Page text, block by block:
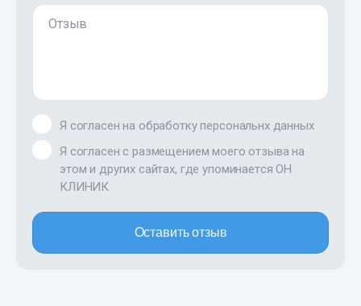
Отзыв
Я согласен на обработку персональнх данных
Я согласен с размещением моего отзыва на
этом и других сайтах, где упоминается ОН
КЛИНИК
Оставить отзыв